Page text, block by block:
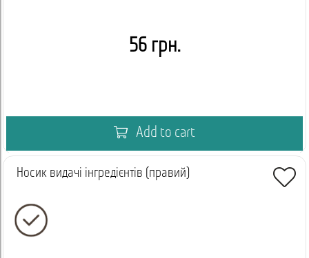
56 грн.
Add to cart
Носик видачі інгредієнтів (правий)